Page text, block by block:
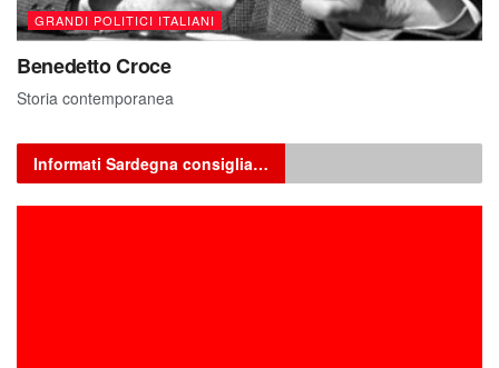
GRANDI POLITICI ITALIANI
Benedetto Croce
Storia contemporanea
Informati Sardegna consiglia…